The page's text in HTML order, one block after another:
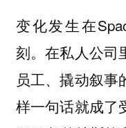
变化发生在
刻。在私人公司
员工、撬动叙事
样一句话就成了